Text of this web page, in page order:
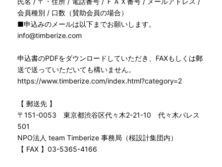
会員種別 / 口数（賛助会員の場合）
■申込みのメールは以下までお願いします。
info@timberize.com
申込書のPDFをダウンロードしていただき、FAXもしくは郵
送で送っていただいても構いません。
https://www.timberize.com/index.html?category=2
【 郵送先 】
〒151-0053 東京都渋谷区代々木2-21-10 代々木パレス
501
NPO法人 team Timberize 事務局（桜設計集団内）
【 FAX 】03-5365-4166